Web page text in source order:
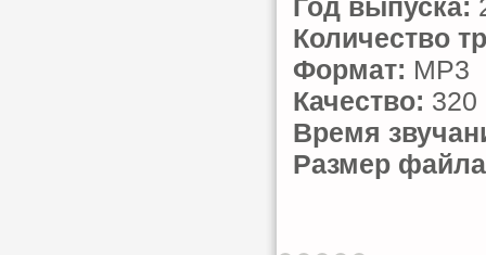
Год выпуска:
Количество
Формат: MP3
Качество: 320
Время
Размер